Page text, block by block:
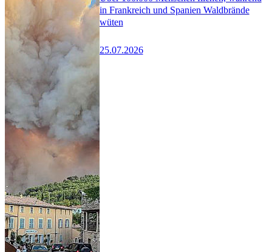
in Frankreich und Spanien Waldbrände
wüten
25.07.2026